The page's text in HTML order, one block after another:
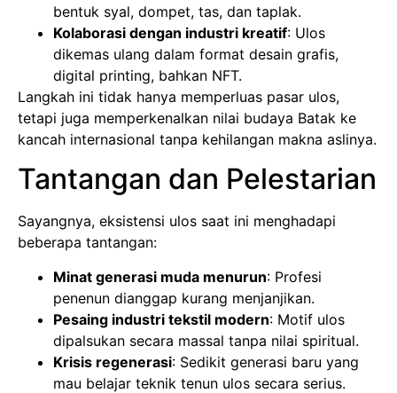
bentuk syal, dompet, tas, dan taplak.
Kolaborasi dengan industri kreatif: Ulos
dikemas ulang dalam format desain grafis,
digital printing, bahkan NFT.
Langkah ini tidak hanya memperluas pasar ulos,
tetapi juga memperkenalkan nilai budaya Batak ke
kancah internasional tanpa kehilangan makna aslinya.
Tantangan dan Pelestarian
Sayangnya, eksistensi ulos saat ini menghadapi
beberapa tantangan:
Minat generasi muda menurun: Profesi
penenun dianggap kurang menjanjikan.
Pesaing industri tekstil modern: Motif ulos
dipalsukan secara massal tanpa nilai spiritual.
Krisis regenerasi: Sedikit generasi baru yang
mau belajar teknik tenun ulos secara serius.